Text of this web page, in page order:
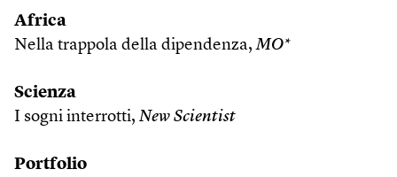
Africa
Nella trappola della dipendenza,MO*
Scienza
I sogni interrotti, New Scientist
Portfolio